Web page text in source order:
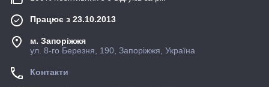
комплект замовлення
стільниця встановлена
Пристінний плінтус виготовляється з того ж матеріалу що і
полотно стільниці для кухні
Працює з 23.10.2013
м. Запоріжжя
ул. 8-го Березня, 190, Запоріжжя, Україна
Контакти